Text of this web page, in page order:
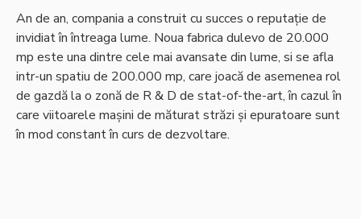
An de an, compania a construit cu succes o reputație de
invidiat în întreaga lume. Noua fabrica dulevo de 20.000
mp este una dintre cele mai avansate din lume, si se afla
intr-un spatiu de 200.000 mp, care joacă de asemenea rol
de gazdă la o zonă de R & D de stat-of-the-art, în cazul în
care viitoarele mașini de măturat străzi și epuratoare sunt
în mod constant în curs de dezvoltare.